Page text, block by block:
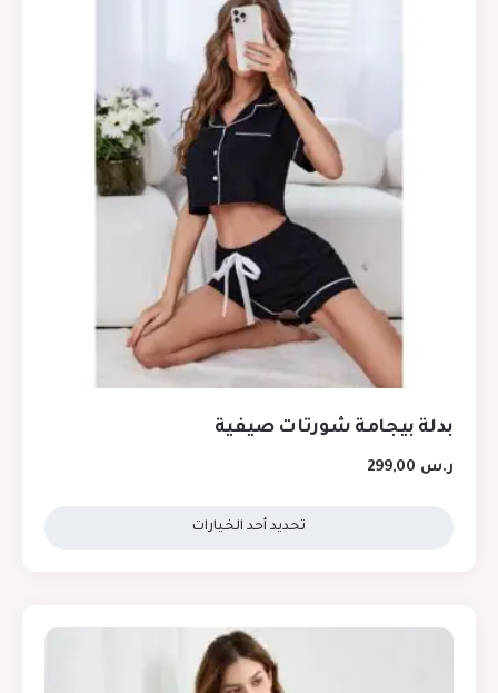
بدلة بيجامة شورتات صيفية
ر.س
تحديد أحد الخيارات